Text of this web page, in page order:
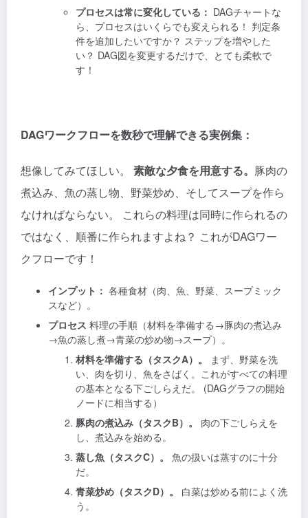
プロセスは常に変化している： DAGチャートな
ら、プロセスはいくらでも変えられる！ 判定条
件を追加したいですか？ ステップを増やした
い？ DAG図を変更するだけで、とても柔軟で
す！
DAGワークフローを数秒で理解できる実例集：
想像してみてほしい。 素敵な夕食を用意する。 豚肉の
煮込み、魚の蒸し物、野菜炒め、そしてスープを作ら
なければならない。 これらの料理は同時に作られるの
ではなく、順番に作られますよね？ これがDAGワー
クフローです！
インプット： 各種食材（肉、魚、野菜、スープミック
スなど）。
プロセス 料理の手順（材料を準備する→豚肉の煮込み
→魚の蒸し煮→青菜の炒め物→スープ）。
材料を準備する（タスクA）。
まず、野菜を洗
い、肉を切り、魚をさばく。これがすべての料理
の基本となる下ごしらえだ。 (DAGグラフの開始
ノードに相当する）
豚肉の煮込み（タスクB）。
肉の下ごしらえを
し、煮込みを始める。
蒸し魚（タスクC）。
魚の扱いは蒸すのに十分
だ。
青菜炒め（タスクD）。
白菜は炒める前によく洗
う。